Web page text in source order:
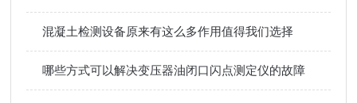
混凝土检测设备原来有这么多作用值得我们选择
哪些方式可以解决变压器油闭口闪点测定仪的故障